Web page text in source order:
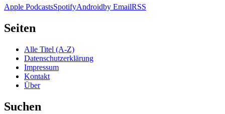
Apple PodcastsSpotifyAndroidby EmailRSS
Seiten
Alle Titel (A-Z)
Datenschutzerklärung
Impressum
Kontakt
Über
Suchen